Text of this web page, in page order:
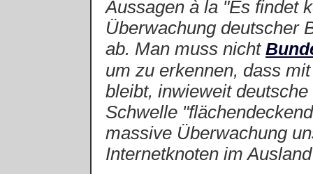
Aussagen à la "Es findet
Überwachung deutscher
ab. Man muss nicht
um zu erkennen, dass
bleibt, inwieweit
Schwelle
massive Überwachung
Internetknoten im